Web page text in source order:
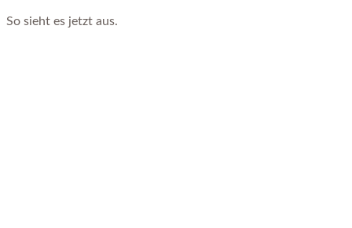
So sieht es jetzt aus.